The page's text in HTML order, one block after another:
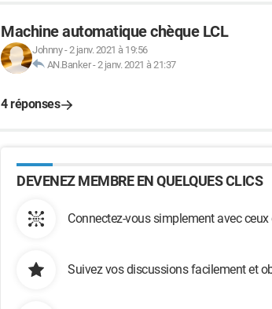
Machine automatique chèque LCL
Johnny-2 janv. 2021 à 19:56
AN.Banker-2 janv. 2021 à 21:37
4 réponses
DEVENEZ MEMBRE EN QUELQUES CLICS
Connectez-vous simplement avec
Suivez vos discussions facilement et